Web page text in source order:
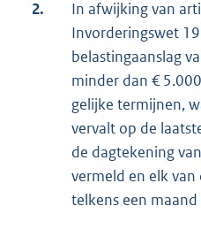
2.
In afwijking van
Invorderingswet
belastingaanslag
minder dan €
gelijke termijnen,
vervalt op de
de dagtekening
vermeld en elk
telkens een maand